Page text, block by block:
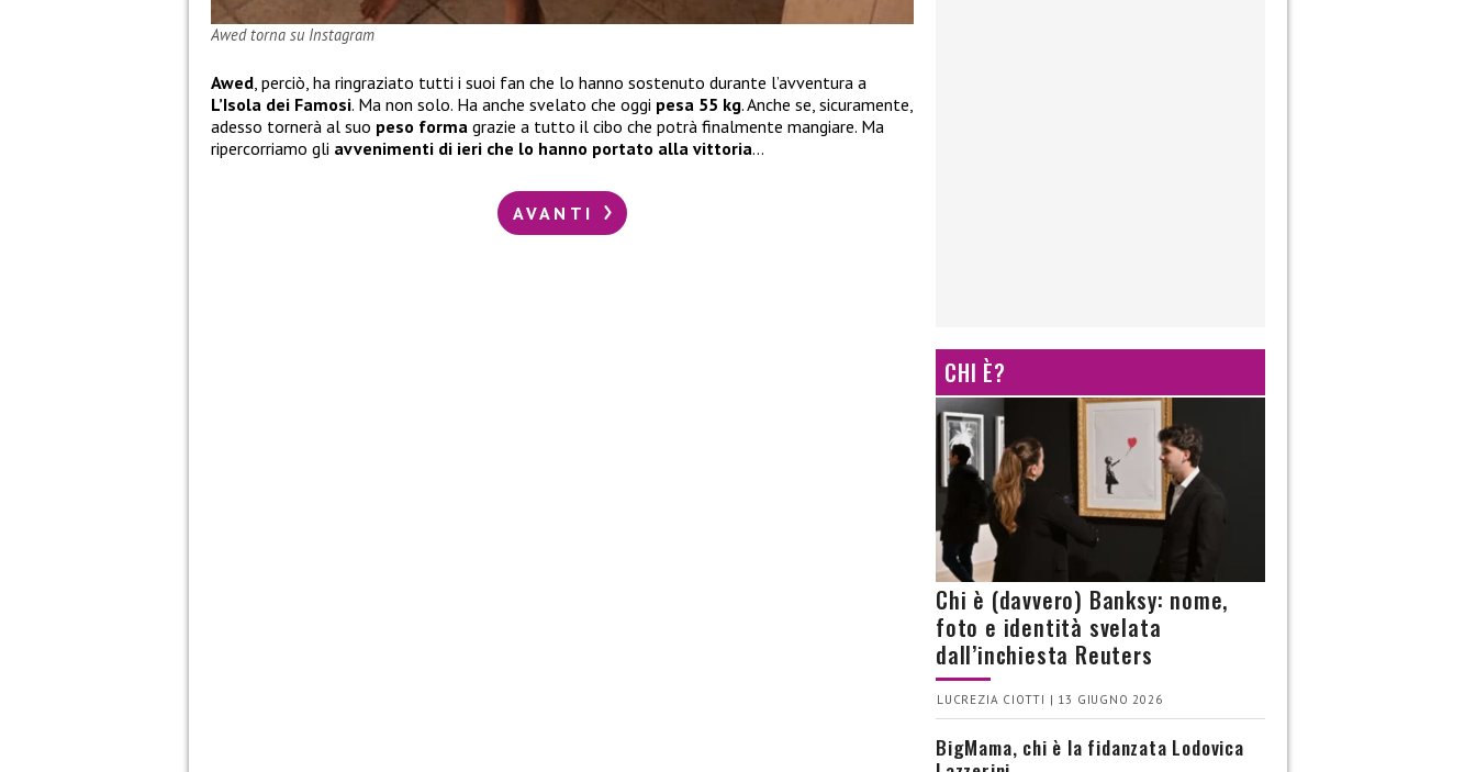
Awed torna su Instagram
Awed, perciò, ha ringraziato tutti i suoi fan che lo hanno sostenuto durante l’avventura a
L’Isola dei Famosi. Ma non solo. Ha anche svelato che oggi pesa 55 kg. Anche se, sicuramente,
adesso tornerà al suo peso forma grazie a tutto il cibo che potrà finalmente mangiare. Ma
ripercorriamo gli avvenimenti di ieri che lo hanno portato alla vittoria…
AVANTI
CHI È?
Chi è (davvero) Banksy: nome,
foto e identità svelata
dall’inchiesta Reuters
LUCREZIA CIOTTI | 13 GIUGNO 2026
BigMama, chi è la fidanzata Lodovica